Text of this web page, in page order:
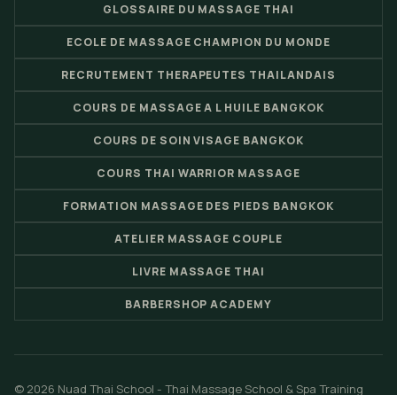
GLOSSAIRE DU MASSAGE THAI
ECOLE DE MASSAGE CHAMPION DU MONDE
RECRUTEMENT THERAPEUTES THAILANDAIS
COURS DE MASSAGE A L HUILE BANGKOK
COURS DE SOIN VISAGE BANGKOK
COURS THAI WARRIOR MASSAGE
FORMATION MASSAGE DES PIEDS BANGKOK
ATELIER MASSAGE COUPLE
LIVRE MASSAGE THAI
BARBERSHOP ACADEMY
© 2026 Nuad Thai School - Thai Massage School & Spa Training